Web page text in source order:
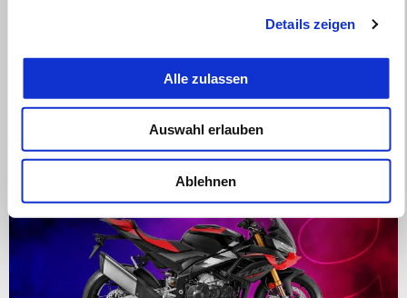
Details zeigen
Alle zulassen
Auswahl erlauben
Ablehnen